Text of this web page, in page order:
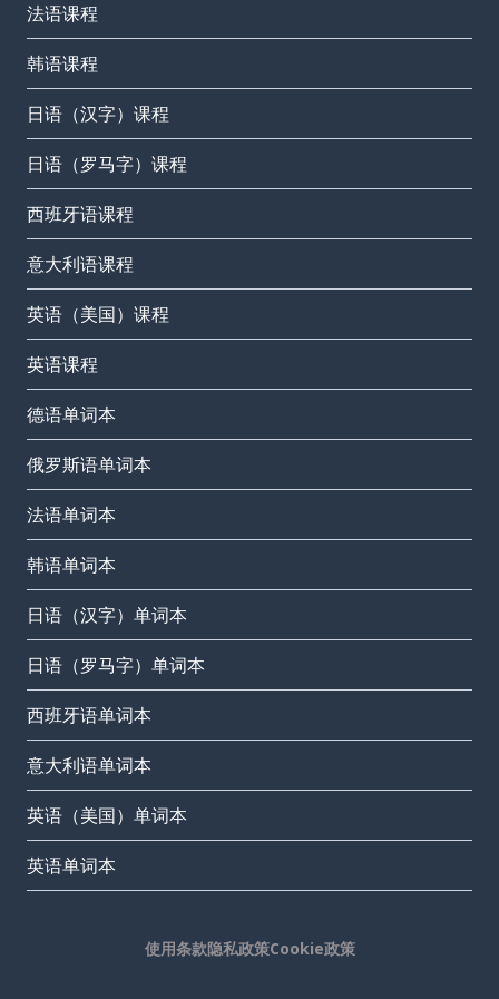
法语课程
韩语课程
日语（汉字）课程
日语（罗马字）课程
西班牙语课程
意大利语课程
英语（美国）课程
英语课程
德语单词本
俄罗斯语单词本
法语单词本
韩语单词本
日语（汉字）单词本
日语（罗马字）单词本
西班牙语单词本
意大利语单词本
英语（美国）单词本
英语单词本
使用条款隐私政策Cookie政策